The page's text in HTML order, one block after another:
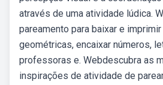
através de uma atividade lúdica.
pareamento para baixar e
geométricas, encaixar números,
professoras e. Webdescubra as
inspirações de atividade de